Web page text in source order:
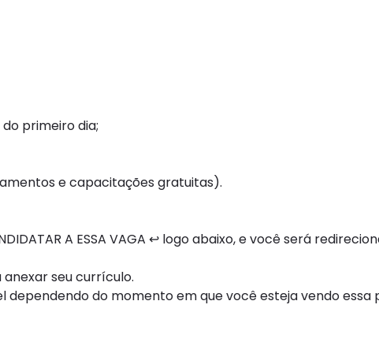
primeiro dia;
e capacitações gratuitas).
A ESSA VAGA ↩ logo abaixo, e você será
seu currículo.
do momento em que você esteja vendo essa